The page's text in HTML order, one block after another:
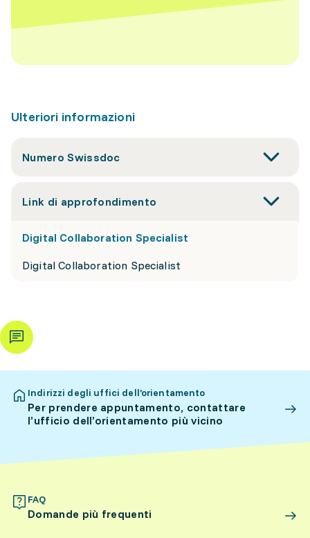
Ulteriori informazioni
Numero Swissdoc
Link di approfondimento
Digital Collaboration Specialist
Digital Collaboration Specialist
Indirizzi degli uffici dell’orientamento
Per prendere appuntamento, contattare
l’ufficio dell’orientamento più vicino
FAQ
Domande più frequenti